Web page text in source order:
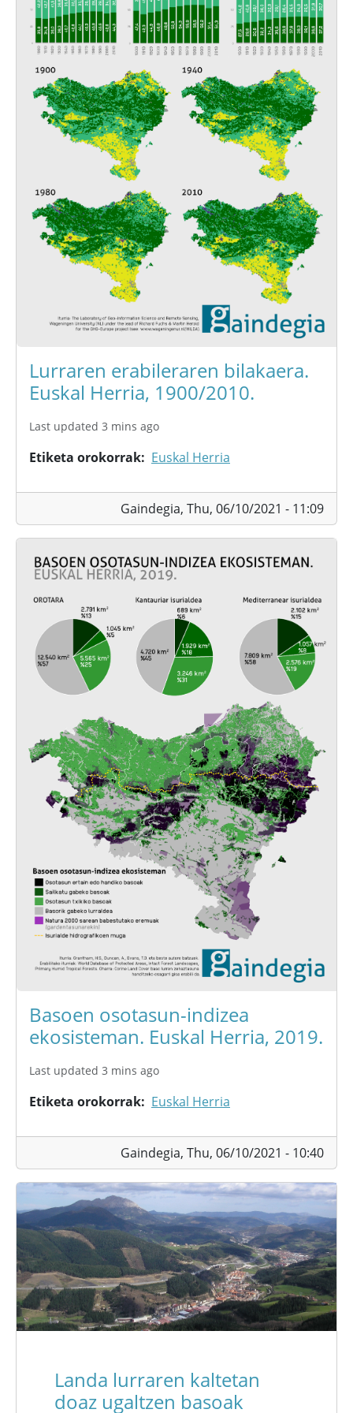
Lurraren erabileraren bilakaera.
Euskal Herria, 1900/2010.
Last updated 3 mins ago
Etiketa orokorrak Euskal Herria
Gaindegia, Thu, 06/10/2021 - 11:09
Basoen osotasun-indizea
ekosisteman. Euskal Herria, 2019.
Last updated 3 mins ago
Etiketa orokorrak Euskal Herria
Gaindegia, Thu, 06/10/2021 - 10:40
Landa lurraren kaltetan
doaz ugaltzen basoak